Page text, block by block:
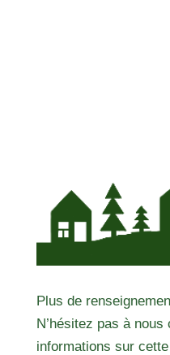
Plus de
N’hésitez pas à
informations sur